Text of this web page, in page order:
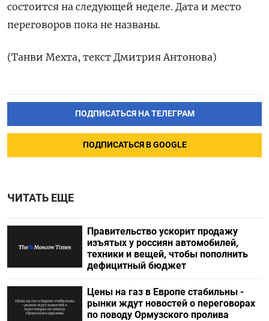
состоится на следующей неделе. Дата и место
переговоров пока не названы.
(Танви Мехта, текст Дмитрия Антонова)
ПОДПИСАТЬСЯ НА ТЕЛЕГРАМ
ПОДПИСАТЬСЯ В GOOGLE
ЧИТАТЬ ЕЩЕ
Правительство ускорит продажу
изъятых у россиян автомобилей,
техники и вещей, чтобы пополнить
дефицитный бюджет
Цены на газ в Европе стабильны -
рынки ждут новостей о переговорах
по поводу Ормузского пролива